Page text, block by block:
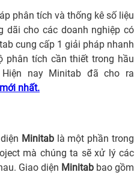
phân tích và thống kê số liệu
dãi cho các doanh nghiệp có
cung cấp 1 giải pháp nhanh
phân tích cần thiết trong hầu
nay Minitab đã cho ra
nhất.
Minitablà một phần trong
mà chúng ta sẽ xử lý các
Giao diện Minitab bao gồm